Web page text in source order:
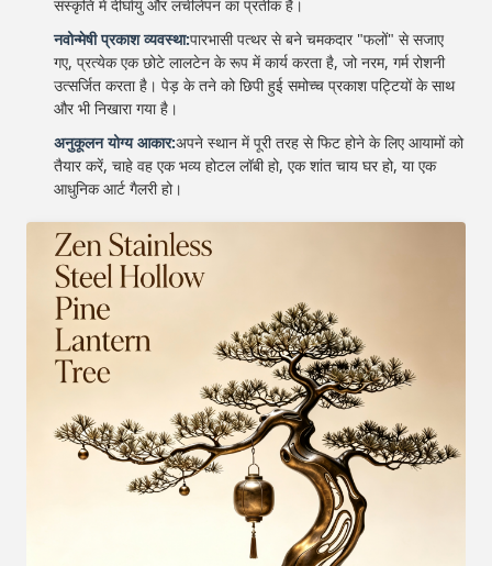
संस्कृति में दीर्घायु और लचीलेपन का प्रतीक है।
नवोन्मेषी प्रकाश व्यवस्था:पारभासी पत्थर से बने चमकदार "फलों" से सजाए
गए, प्रत्येक एक छोटे लालटेन के रूप में कार्य करता है, जो नरम, गर्म रोशनी
उत्सर्जित करता है। पेड़ के तने को छिपी हुई समोच्च प्रकाश पट्टियों के साथ
और भी निखारा गया है।
अनुकूलन योग्य आकार:अपने स्थान में पूरी तरह से फिट होने के लिए आयामों को
तैयार करें, चाहे वह एक भव्य होटल लॉबी हो, एक शांत चाय घर हो, या एक
आधुनिक आर्ट गैलरी हो।